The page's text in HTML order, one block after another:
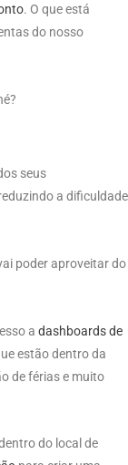
. O que está
do nosso
seus
a dificuldade
poder aproveitar do
a dashboards de
estão dentro da
de férias e muito
do local de